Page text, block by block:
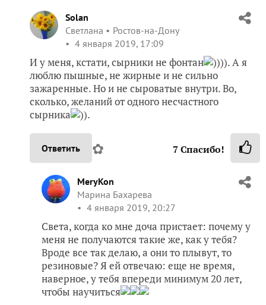
И у меня, кстати, сырники не фонтан
)))). А я
люблю пышные, не жирные и не сильно
зажаренные. Но и не сыроватые внутри. Во,
сколько, желаний от одного несчастного
сырника
)).
Ответить ✿ 7Спасибо!
MeryKon
Марина Бахарева
4 января 2019, 20:27
Света, когда ко мне доча пристает: почему у
меня не получаются такие же, как у тебя?
Вроде все так делаю, а они то плывут, то
наверное, у тебя впереди минимум 20 лет,
чтобы научиться
Ответить ✿ 4Спасибо!